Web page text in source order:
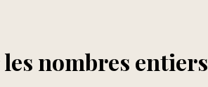
nombres entiers